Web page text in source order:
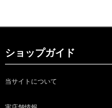
ショップガイド
当サイトについて